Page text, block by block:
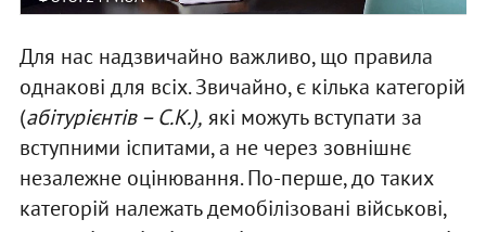
Для нас надзвичайно важливо, що правила
однакові для всіх. Звичайно, є кілька категорій
(абітурієнтів – С.К.), які можуть вступати за
вступними іспитами, а не через зовнішнє
незалежне оцінювання. По-перше, до таких
категорій належать демобілізовані військові,